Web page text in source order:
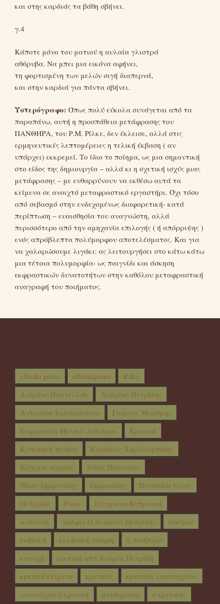
και στης καρδιάς τα βάθη σβήνει.
γ.4
Κάποτε μόνο του ματιού η αυλαία γλιστρά
αθόρυβα. Να μπει μια εικόνα αφήνει,
τη φορτισμένη των μελών σιγή διαπερνά,
και στην καρδιά για πάντα σβήνει.
Υστερόγραφο: Όπως πολύ εύκολα συνάγεται από τα
παραπάνω, αυτή η προσπάθεια μετάφρασης του
ΠΑΝΘΗΡΑ, του Ρ.Μ. Ρίλκε, δεν έκλεισε, αλλά στις
ερμηνευτικές λεπτομέρειες η τελική έκβαση ( αν
υπάρχει) εκκρεμεί. Το ίδιο το ποίημα, ως μια σημαντική
στο είδος της δημιουργία – αλλά κι η σχετική ισχύς μιας
μετάφρασης – με ενθαρρύνουν να εκθέσω αυτά τα
κείμενα σε ανοιχτό μεταφραστικό εργαστήρι. Όχι τόσο
από σεβασμό στην ενδεχομένως διαφορετική- κατά
περίπτωση – ευαισθησία του αναγνώστη, αλλά
περισσότερο από την αμηχανία επιλογής ( ή απόρριψης )
ενός απρόβλεπτα πολύμορφου αποτελέσματος. Και για
να χαλαρώσουμε λιγάκι: ας λειτουργήσει στο κάτω κάτω
μια τέτοια πολυμορφία- ως παιγνίδι και άσκηση
εκφραστικών δυνατοτήτων στην καθόλου μεταφραστική
αναγραφή του ποιήματος.
elliniki poiisi ellinikipoiisi
Rilke
Ανδρέας Παστελλάς
Ανδρέας Πετρίδης
Αντριάνα Ιεροδιακόνου
Γιώργος Μοράρης
Ευφροσύνη Μαντά- Λαζάρου
Κριτική
Κυπριακή ποίηση
Κυριάκος Χαραλαμπίδης
Κύπριοι ποιητές
Νάσα Παταπίου
Νίκος Ορφανίδης
Ορφανίδης
Πενταδάκτυλος
Πετρίδης
Ρίλκε
Σύγχρονη Κυπριακή
ανάλυση
γράφει Ο Ανδρέας Πετρίδης
δοκίμιο
εισβολή
ελληνική ποίηση
η ποιήτρια
κατοχή
κριτική από Ανδρέα Πετρίδη
κριτικό κείμενο
κριτικός
κριτικός λογοτεχνίας
λογοτεχνική κριτική
μετάφραση ο κριτικός